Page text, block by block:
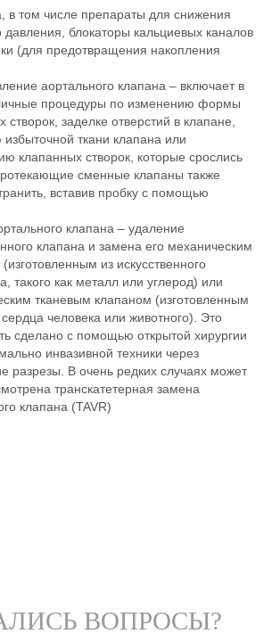
в том числе препараты для снижения
давления, блокаторы кальциевых каналов
(для предотвращения накопления
аортального клапана – включает в
процедуры по изменению формы
створок, заделке отверстий в клапане,
ткани клапана или
клапанных створок, которые срослись
сменные клапаны также
вставив пробку с помощью
клапана – удаление
клапана и замена его механическим
из искусственного
такого как металл или углерод) или
тканевым клапаном (изготовленным
сердца человека или животного). Это
сделано с помощью открытой хирургии
инвазивной техники через
разрезы. В очень редких случаях может
транскатетерная замена
клапана (TAVR)
ВОПРОСЫ?